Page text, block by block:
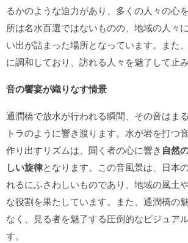
るかのような迫力があり、多くの人々の心
所は名水百選ではないものの、地域の人々
い出が詰まった場所となっています。また
に調和しており、訪れる人々を魅了して止み
音の饗宴が織りなす情景
通潤橋で放水が行われる瞬間、その音はま
トラのように響き渡ります。水が岩を打つ
作り出すリズムは、聞く者の心に響き 自然
しい旋律となります。この音風景は、日本
れるにふさわしいものであり、地域の風土
な役割を果たしています。また、通潤橋の
なく、見る者を魅了する圧倒的なビジュア
す。